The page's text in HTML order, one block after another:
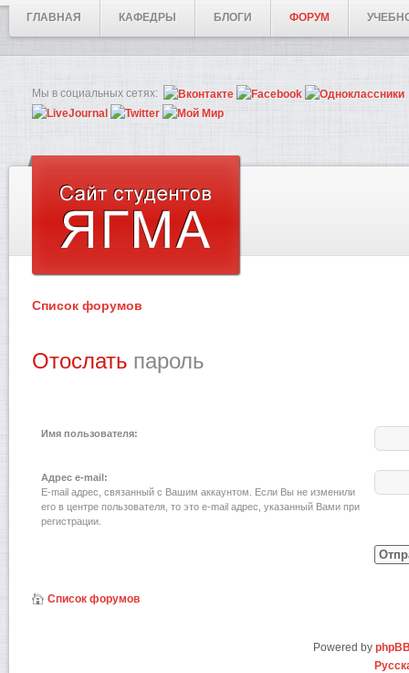
ГЛАВНАЯ КАФЕДРЫ БЛОГИ ФОРУМ
Мы в социальных сетях:
Список форумов
Отослать пароль
Имя пользователя:
Адрес e-mail:
E-mail адрес, связанный с Вашим аккаунтом. Если Вы не изменили
его в центре пользователя, то это e-mail адрес, указанный Вами при
регистрации.
Список форумов
Powered by